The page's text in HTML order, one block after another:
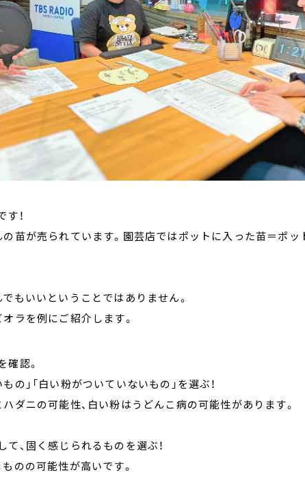
！
の苗が売られています。園芸店ではポットに入った苗＝ポッ
もいいということではありません。
ラを例にご紹介します。
認。
の」「白い粉がついていないもの」を選ぶ！
ダニの可能性、白い粉はうどんこ病の可能性があります。
、固く感じられるものを選ぶ！
のの可能性が高いです。